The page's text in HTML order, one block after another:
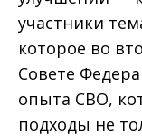
участники
которое во
Совете
опыта СВО,
подходы не